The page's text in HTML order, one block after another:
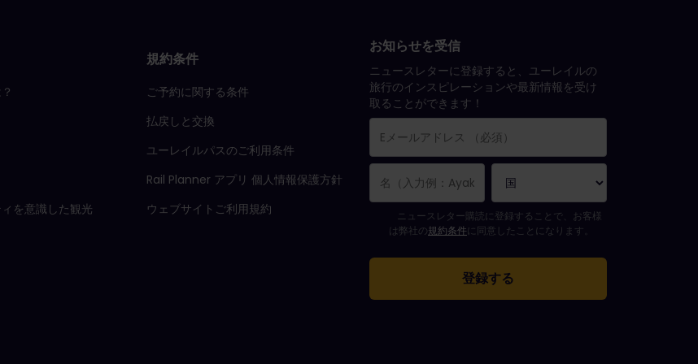
を意識した観光
規約条件
ご予約に関する条件
払戻しと交換
ユーレイルパスのご利用条件
Rail Planner アプリ 個人情報保護方針
ウェブサイトご利用規約
お知らせを受信
ニュースレターに登録すると、ユーレイルの
旅行のインスピレーションや最新情報を受け
取ることができます！
購読登録が完了しました。
Eメールアドレス欄は必須項目です。
Eメールアドレスが正しくありません。
ニュースレターの購読登録中にエラーが発生しました。後ほど、もう
すでにこのニュースレターを購読されています！
ニュースレターを購読するには規約条件に同意してください。
ニュースレター購読に登録することで、お客様
は弊社の規約条件に同意したことになります。